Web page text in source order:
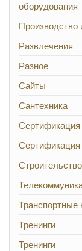
оборудования
Производство
Развлечения
Разное
Сайты
Сантехника
Сертификация
Сертификация
Строительство
Транспортные
Тренинги
Тренинги